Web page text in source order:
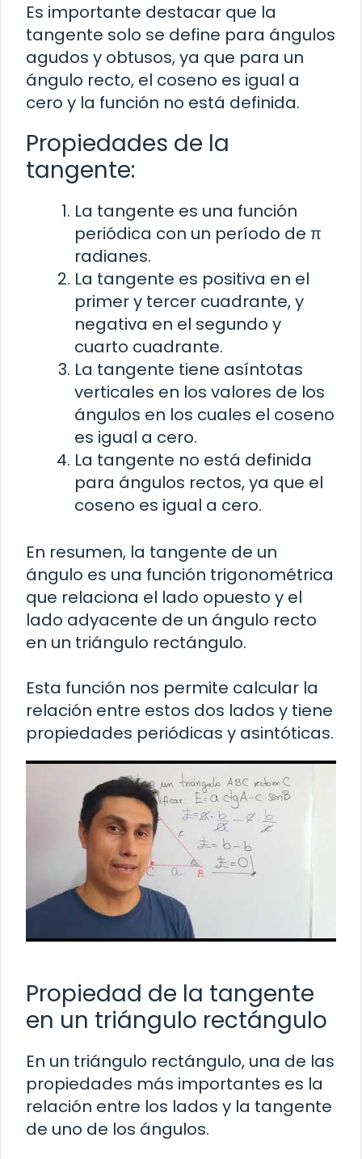
Es importante destacar que la
tangente solo se define para ángulos
agudos y obtusos, ya que para un
ángulo recto, el coseno es igual a
cero y la función no está definida.
Propiedades de la
tangente:
La tangente es una función
periódica con un período de π
radianes.
La tangente es positiva en el
primer y tercer cuadrante, y
negativa en el segundo y
cuarto cuadrante.
La tangente tiene asíntotas
verticales en los valores de los
ángulos en los cuales el coseno
es igual a cero.
La tangente no está definida
para ángulos rectos, ya que el
coseno es igual a cero.
En resumen, la tangente de un
ángulo es una función trigonométrica
que relaciona el lado opuesto y el
lado adyacente de un ángulo recto
en un triángulo rectángulo.
Esta función nos permite calcular la
relación entre estos dos lados y tiene
propiedades periódicas y asintóticas.
Propiedad de la tangente
en un triángulo rectángulo
En un triángulo rectángulo, una de las
propiedades más importantes es la
relación entre los lados y la tangente
de uno de los ángulos.